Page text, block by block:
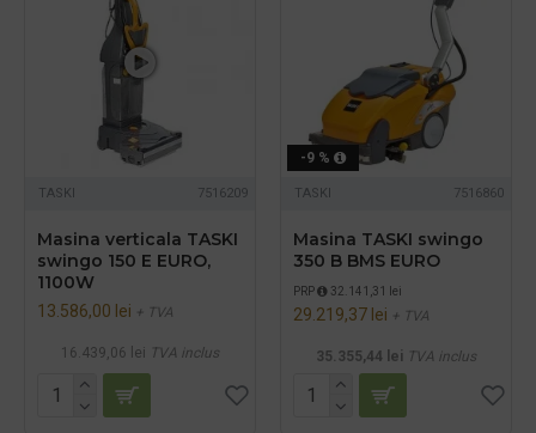
TASKI 7516209
Masina verticala TASKI
swingo 150 E EURO,
1100W
13.586,00 lei + TVA
16.439,06 lei TVA inclus
-9 %
TASKI 7516860
Masina TASKI swingo
350 B BMS EURO
PRP 32.141,31 lei
29.219,37 lei + TVA
35.355,44 lei TVA inclus